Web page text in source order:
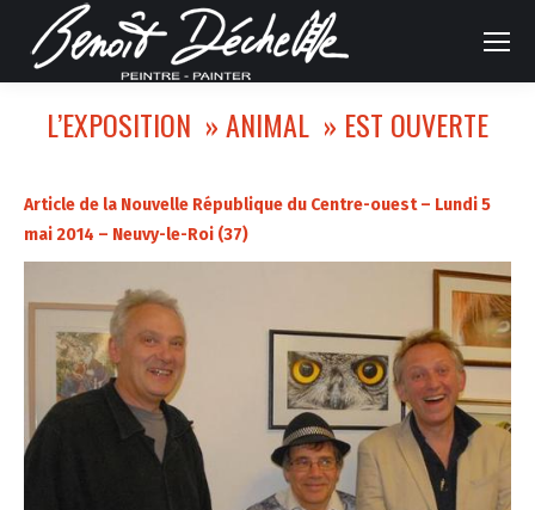
L’EXPOSITION » ANIMAL » EST OUVERTE
Article de la Nouvelle République du Centre-ouest – Lundi 5
mai 2014 – Neuvy-le-Roi (37)